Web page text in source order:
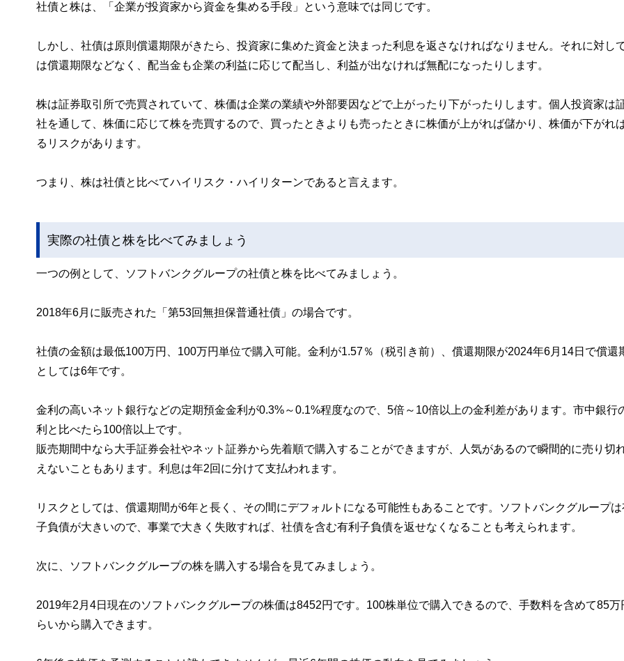
社債と株は、「企業が投資家から資金を集める手段」という意味では同じです。
しかし、社債は原則償還期限がきたら、投資家に集めた資金と決まった利息を返さなければなりません。それに対し
は償還期限などなく、配当金も企業の利益に応じて配当し、利益が出なければ無配になったりします。
株は証券取引所で売買されていて、株価は企業の業績や外部要因などで上がったり下がったりします。個人投資家は
社を通して、株価に応じて株を売買するので、買ったときよりも売ったときに株価が上がれば儲かり、株価が下がれ
るリスクがあります。
つまり、株は社債と比べてハイリスク・ハイリターンであると言えます。
実際の社債と株を比べてみましょう
一つの例として、ソフトバンクグループの社債と株を比べてみましょう。
2018年6月に販売された「第53回無担保普通社債」の場合です。
社債の金額は最低100万円、100万円単位で購入可能。金利が1.57％（税引き前）、償還期限が2024年6月14日で償還
としては6年です。
金利の高いネット銀行などの定期預金金利が0.3%～0.1%程度なので、5倍～10倍以上の金利差があります。市中銀行
利と比べたら100倍以上です。
販売期間中なら大手証券会社やネット証券から先着順で購入することができますが、人気があるので瞬間的に売り切
えないこともあります。利息は年2回に分けて支払われます。
リスクとしては、償還期間が6年と長く、その間にデフォルトになる可能性もあることです。ソフトバンクグループは
子負債が大きいので、事業で大きく失敗すれば、社債を含む有利子負債を返せなくなることも考えられます。
次に、ソフトバンクグループの株を購入する場合を見てみましょう。
2019年2月4日現在のソフトバンクグループの株価は8452円です。100株単位で購入できるので、手数料を含めて85万
らいから購入できます。